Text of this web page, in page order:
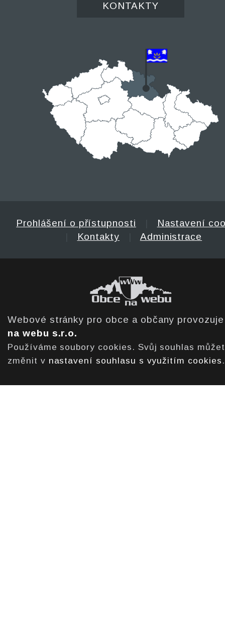
KONTAKTY
Prohlášení o přístupnosti
Nastavení
Kontakty Administrace
Webové stránky pro obce a občany
na webu s.r.o.
Používáme soubory cookies. Svůj souhlas
změnit v nastavení souhlasu s využitím cookies .